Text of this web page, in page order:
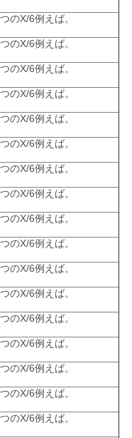
のX/6例えば。
のX/6例えば。
のX/6例えば。
のX/6例えば。
のX/6例えば。
のX/6例えば。
のX/6例えば。
のX/6例えば。
のX/6例えば。
のX/6例えば。
のX/6例えば。
のX/6例えば。
のX/6例えば。
のX/6例えば。
のX/6例えば。
のX/6例えば。
のX/6例えば。